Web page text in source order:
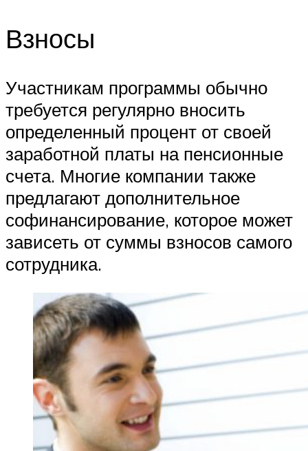
Взносы
Участникам программы обычно
требуется регулярно вносить
определенный процент от своей
заработной платы на пенсионные
счета. Многие компании также
предлагают дополнительное
софинансирование, которое может
зависеть от суммы взносов самого
сотрудника.